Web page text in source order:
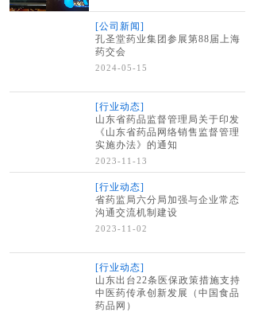
[公司新闻]
孔圣堂药业集团参展第88届上海
药交会
2024-05-15
[行业动态]
山东省药品监督管理局关于印发
《山东省药品网络销售监督管理
实施办法》的通知
2023-11-13
[行业动态]
省药监局六分局加强与企业常态
沟通交流机制建设
2023-11-02
[行业动态]
山东出台22条医保政策措施支持
中医药传承创新发展（中国食品
药品网）